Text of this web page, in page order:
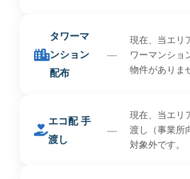
タワーマ
ンション
配布
—
現在、当エリ
ワーマンショ
物件がありま
エコ配 手
渡し
—
現在、当エリ
渡し（事業所
対象外です。